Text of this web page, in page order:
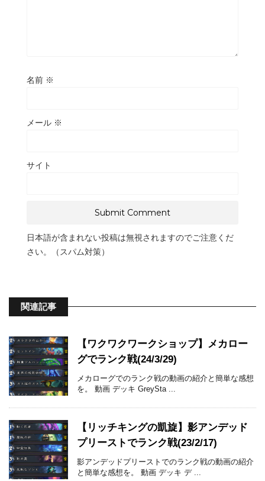
名前 ※
メール ※
サイト
日本語が含まれない投稿は無視されますのでご注意くだ
さい。（スパム対策）
関連記事
【ワクワクワークショップ】メカロー
グでランク戦(24/3/29)
メカローグでのランク戦の動画の紹介と簡単な感想
を。 動画 デッキ GreySta ...
【リッチキングの凱旋】影アンデッド
プリーストでランク戦(23/2/17)
影アンデッドプリーストでのランク戦の動画の紹介
と簡単な感想を。 動画 デッキ デ ...